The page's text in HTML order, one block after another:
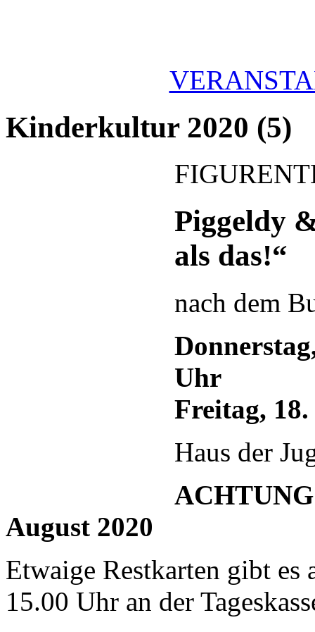
Kinderkultur 2020 (5)
Piggeldy
als das!“
nach dem
Uhr
Freitag,
Haus der
August 2020
Etwaige Restkarten gibt es
15.00 Uhr an der